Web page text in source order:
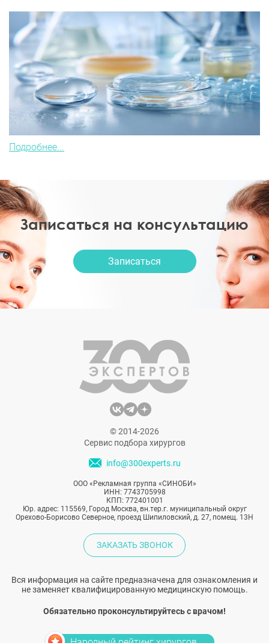
Подробнее...
Записаться на консультацию
Записаться
© 2014-2026
Сервис подбора хирургов
info@300experts.ru
ООО «Рекламная группа «СИНОБИ»
ИНН: 7743705998
КПП: 772401001
Юр. адрес: 115569, Город Москва, вн.тер.г. муниципальный округ
Орехово-Борисово Северное, проезд Шипиловский, д. 27, помещ. 13Н
ЗАКАЗАТЬ ЗВОНОК
Вся информация на сайте предназначена для ознакомления и
не заменяет квалифицированную медицинскую помощь.
Обязательно проконсультируйтесь с врачом!